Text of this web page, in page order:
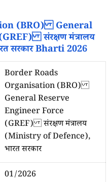
(BRO) General
संरक्षण मंत्रालय
सरकार Bharti 2026
Border Roads
Organisation (BRO)
General Reserve
Engineer Force
(GREF) संरक्षण मंत्रालय
(Ministry of Defence),
भारत सरकार
01/2026